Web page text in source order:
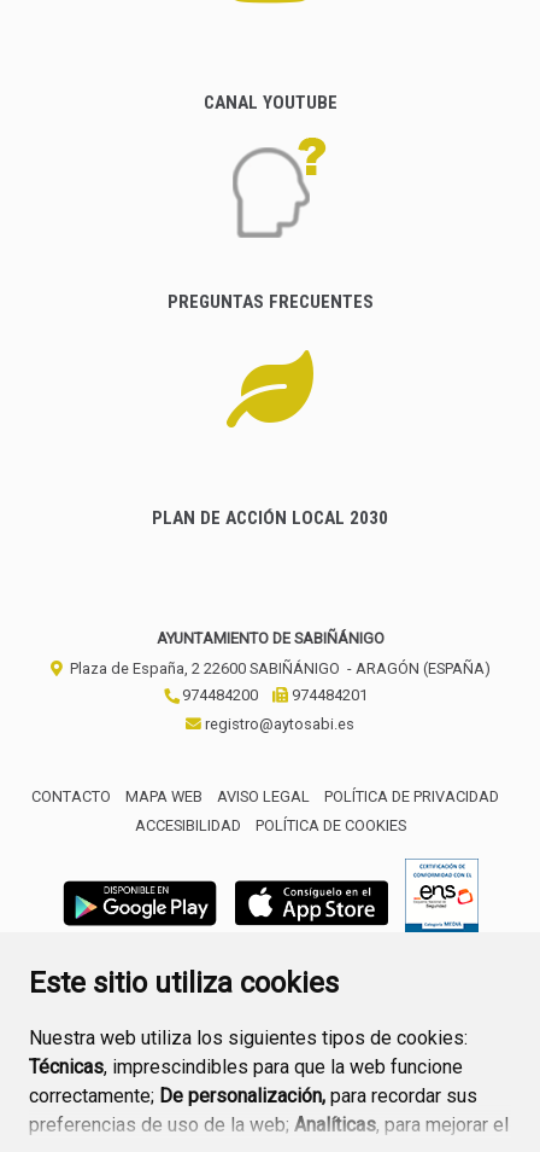
Este sitio utiliza cookies
Nuestra web utiliza los siguientes tipos de cookies:
Técnicas, imprescindibles para que la web funcione
correctamente; De personalización, para recordar sus
preferencias de uso de la web; Analíticas, para mejorar el
CANAL YOUTUBE
PREGUNTAS FRECUENTES
PLAN DE ACCIÓN LOCAL 2030
AYUNTAMIENTO DE SABIÑÁNIGO
Plaza de España, 2 22600 SABIÑÁNIGO - ARAGÓN (ESPAÑA)
974484200
974484201
registro@aytosabi.es
CONTACTO MAPA WEB AVISO LEGAL
POLÍTICA DE PRIVACIDAD
ACCESIBILIDAD
POLÍTICA DE COOKIES